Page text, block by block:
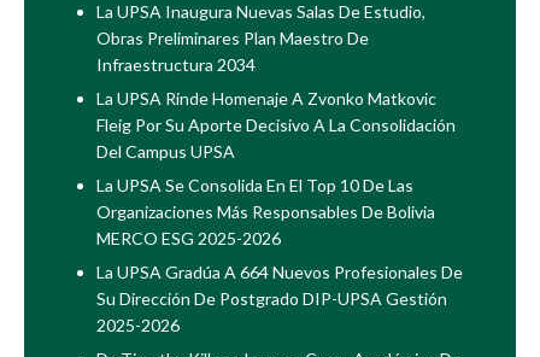
La UPSA Inaugura Nuevas Salas De Estudio,
Obras Preliminares Plan Maestro De
Infraestructura 2034
La UPSA Rinde Homenaje A Zvonko Matkovic
Fleig Por Su Aporte Decisivo A La Consolidación
Del Campus UPSA
La UPSA Se Consolida En El Top 10 De Las
Organizaciones Más Responsables De Bolivia
MERCO ESG 2025-2026
La UPSA Gradúa A 664 Nuevos Profesionales De
Su Dirección De Postgrado DIP-UPSA Gestión
2025-2026